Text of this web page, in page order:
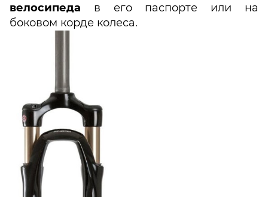
велосипеда в его паспорте или на
боковом корде колеса.